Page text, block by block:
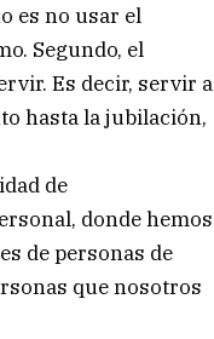
es no usar el
Segundo, el
Es decir, servir a
hasta la jubilación,
de
donde hemos
de personas de
que nosotros